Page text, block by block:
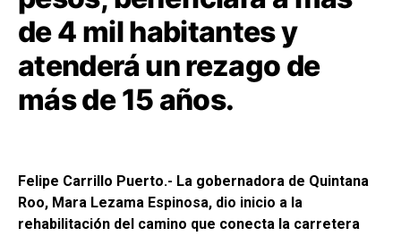
de 4 mil habitantes y
atenderá un rezago de
más de 15 años.
Felipe Carrillo Puerto.- La gobernadora de Quintana
Roo, Mara Lezama Espinosa, dio inicio a la
rehabilitación del camino que conecta la carretera